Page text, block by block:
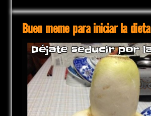
Buen meme para iniciar la dieta